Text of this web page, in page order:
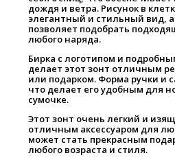
дождя и ветра. Рисунок в
элегантный и стильный вид,
позволяет подобрать
любого наряда.
Бирка с логотипом и
делает этот зонт отличным
или подарком. Форма ручки и
что делает его удобным для
сумочке.
Этот зонт очень легкий и
отличным аксессуаром для
может стать прекрасным
любого возраста и стиля.